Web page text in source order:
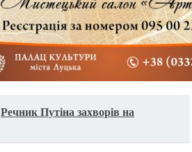
Речник Путіна захворів на